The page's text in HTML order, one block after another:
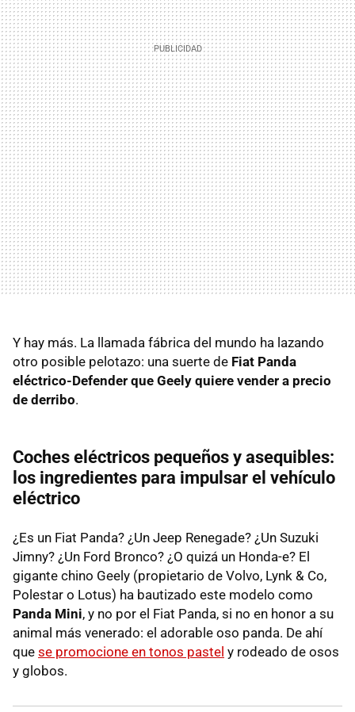
Y hay más. La llamada fábrica del mundo ha lazando
otro posible pelotazo: una suerte de Fiat Panda
eléctrico-Defender que Geely quiere vender a precio
de derribo.
Coches eléctricos pequeños y asequibles:
los ingredientes para impulsar el vehículo
eléctrico
¿Es un Fiat Panda? ¿Un Jeep Renegade? ¿Un Suzuki
Jimny? ¿Un Ford Bronco? ¿O quizá un Honda-e? El
gigante chino Geely (propietario de Volvo, Lynk & Co,
Polestar o Lotus) ha bautizado este modelo como
Panda Mini, y no por el Fiat Panda, si no en honor a su
animal más venerado: el adorable oso panda. De ahí
que se promocione en tonos pastel y rodeado de osos
y globos.